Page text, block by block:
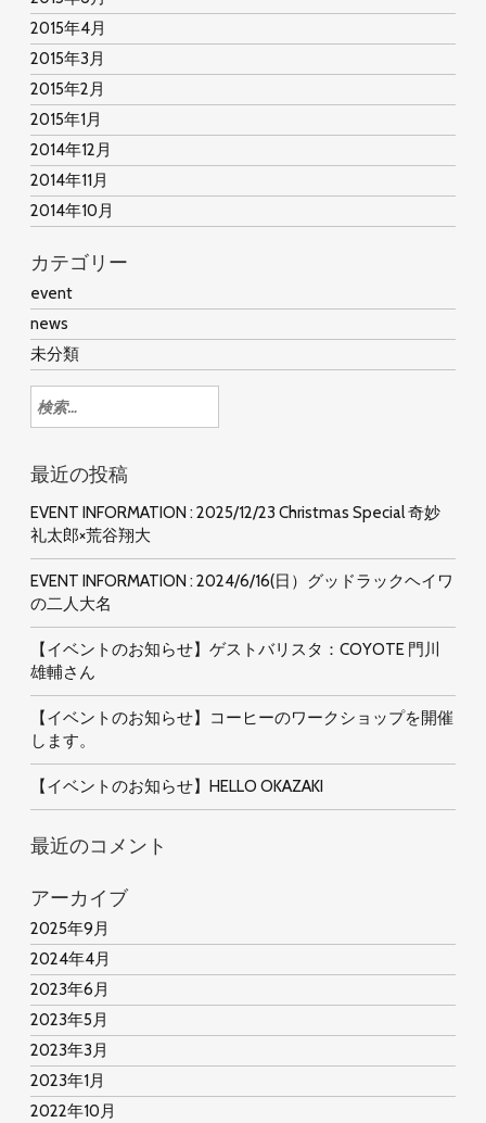
2015年4月
2015年3月
2015年2月
2015年1月
2014年12月
2014年11月
2014年10月
カテゴリー
event
news
未分類
検
索:
最近の投稿
EVENT INFORMATION : 2025/12/23 Christmas Special 奇妙
礼太郎×荒谷翔大
EVENT INFORMATION : 2024/6/16(日）グッドラックヘイワ
の二人大名
【イベントのお知らせ】ゲストバリスタ：COYOTE 門川
雄輔さん
【イベントのお知らせ】コーヒーのワークショップを開催
します。
【イベントのお知らせ】HELLO OKAZAKI
最近のコメント
アーカイブ
2025年9月
2024年4月
2023年6月
2023年5月
2023年3月
2023年1月
2022年10月